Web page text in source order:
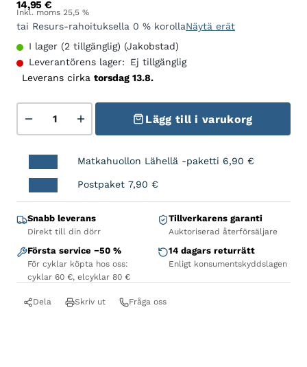
14,95€
Inkl. moms 25,5 %
tai Resurs-rahoituksella 0 % korollaNäytä erät
I lager (2 tillgänglig) (Jakobstad)
Leverantörens lager:
Ej tillgänglig
Leverans cirka torsdag 13.8.
Lägg till i varukorg
Matkahuollon Lähellä -paketti 6,90 €
Postpaket 7,90 €
Snabb leverans
Direkt till din dörr
Tillverkarens garanti
Auktoriserad återförsäljare
Första service −50 %
För cyklar köpta hos oss:
cyklar 60 €, elcyklar 80 €
14 dagars returrätt
Enligt konsumentskyddslagen
Dela Skriv ut Fråga oss